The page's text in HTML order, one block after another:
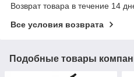
Возврат товара в течение 14
Все условия возврата
Подобные товары